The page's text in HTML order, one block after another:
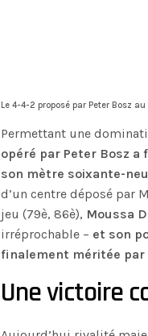
Le 4-4-2 proposé par Peter Bosz
Permettant une
opéré par Peter Bosz
son mètre soixante-
d’un centre déposé par
jeu (79è, 86è), Moussa
irréprochable – et son
finalement méritée par
Une victoire